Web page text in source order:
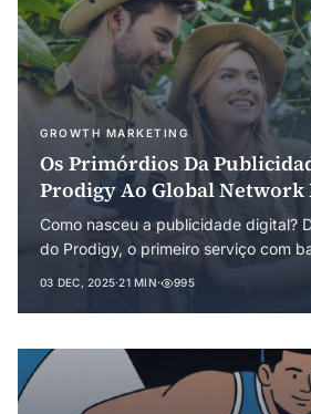
GROWTH MARKETING
Os Primórdios Da
Prodigy Ao Global
Como nasceu a publicidade digital?
do Prodigy, o primeiro serviço com
03 DEC, 2025·21 MIN· 995